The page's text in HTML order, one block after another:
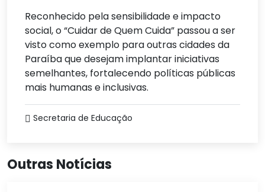
Reconhecido pela sensibilidade e impacto
social, o “Cuidar de Quem Cuida” passou a ser
visto como exemplo para outras cidades da
Paraíba que desejam implantar iniciativas
semelhantes, fortalecendo políticas públicas
mais humanas e inclusivas.
Secretaria de Educação
Outras Notícias